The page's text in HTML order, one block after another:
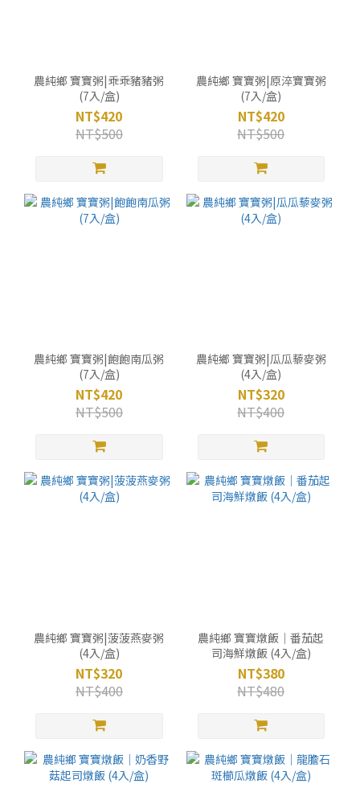
農純鄉 寶寶粥|乖乖豬豬粥
(7入/盒)
NT$420
NT$500
農純鄉 寶寶粥|原淬寶寶粥
(7入/盒)
NT$420
NT$500
農純鄉 寶寶粥|飽飽南瓜粥
(7入/盒)
NT$420
NT$500
農純鄉 寶寶粥|瓜瓜藜麥粥
(4入/盒)
NT$320
NT$400
農純鄉 寶寶粥|菠菠燕麥粥
(4入/盒)
NT$320
NT$400
農純鄉 寶寶燉飯｜番茄起
司海鮮燉飯 (4入/盒)
NT$380
NT$480